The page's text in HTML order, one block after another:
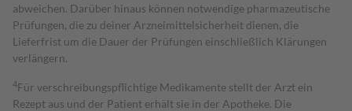
abweichen. Darüber hinaus können notwendige pharmazeutische
Prüfungen, die zu deiner Arzneimittelsicherheit dienen, die
Lieferfrist um die Dauer der Prüfungen einschließlich Klärungen
verlängern.
4Für verschreibungspflichtige Medikamente stellt der Arzt ein
Rezept aus und der Patient erhält sie in der Apotheke. Die